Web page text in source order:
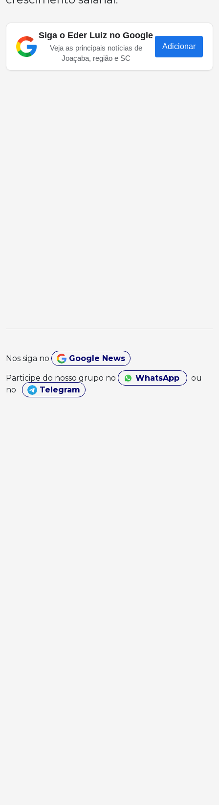
Siga o Eder Luiz no Google
Veja as principais notícias de
Joaçaba, região e SC
Adicionar
Nos siga no Google News
Participe do nosso grupo no WhatsApp
ou
no
Telegram